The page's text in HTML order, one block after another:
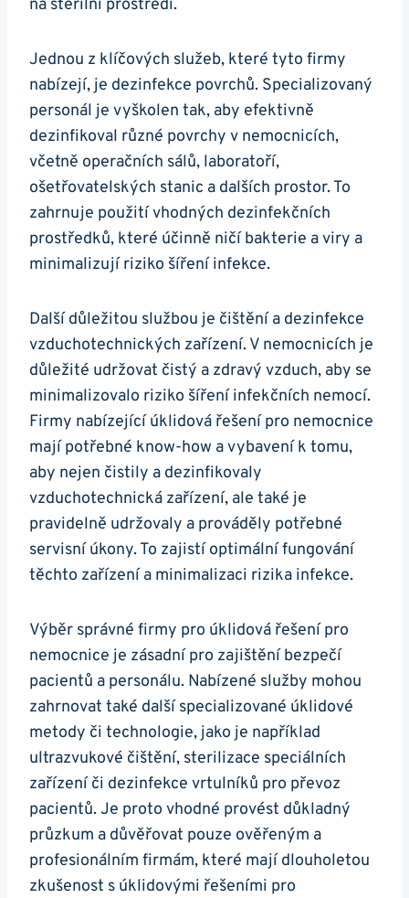
na sterilní prostředí.
Jednou z klíčových služeb, které tyto firmy
nabízejí, je dezinfekce povrchů. Specializovaný
personál je vyškolen tak, aby efektivně
dezinfikoval různé povrchy v nemocnicích,
včetně operačních sálů, laboratoří,
ošetřovatelských stanic a dalších prostor. To
zahrnuje použití vhodných dezinfekčních
prostředků, které účinně ničí bakterie a viry a
minimalizují riziko šíření infekce.
Další důležitou službou je čištění a dezinfekce
vzduchotechnických zařízení. V nemocnicích je
důležité udržovat čistý a zdravý vzduch, aby se
minimalizovalo riziko šíření infekčních nemocí.
Firmy nabízející úklidová řešení pro nemocnice
mají potřebné know-how a vybavení k tomu,
aby nejen čistily a dezinfikovaly
vzduchotechnická zařízení, ale také je
pravidelně udržovaly a prováděly potřebné
servisní úkony. To zajistí optimální fungování
těchto zařízení a minimalizaci rizika infekce.
Výběr správné firmy pro úklidová řešení pro
nemocnice je zásadní pro zajištění bezpečí
pacientů a personálu. Nabízené služby mohou
zahrnovat také další specializované úklidové
metody či technologie, jako je například
ultrazvukové čištění, sterilizace speciálních
zařízení či dezinfekce vrtulníků pro převoz
pacientů. Je proto vhodné provést důkladný
průzkum a důvěřovat pouze ověřeným a
profesionálním firmám, které mají dlouholetou
zkušenost s úklidovými řešeními pro